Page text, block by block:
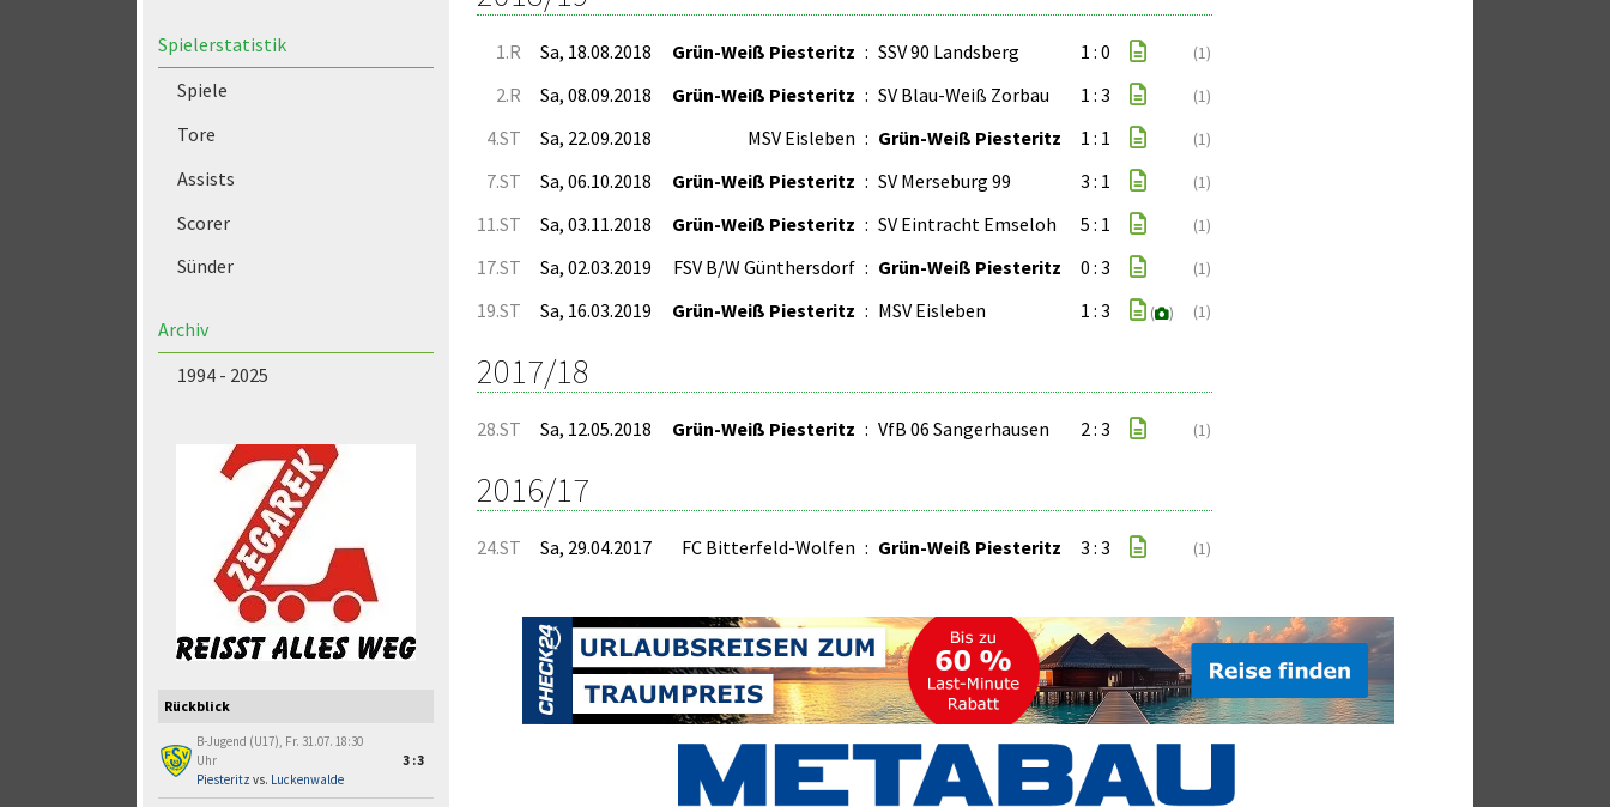
Spielerstatistik
Spiele
Tore
Assists
Scorer
Sünder
Archiv
1994 - 2025
Rückblick
B-Jugend (U17), Fr. 31.07. 18:30
Uhr
Piesteritz vs. Luckenwalde
3:3
1.R Sa, 18.08.2018 Grün-Weiß Piesteritz : SSV 90 Landsberg 1 : 0 (1)
2.R Sa, 08.09.2018 Grün-Weiß Piesteritz : SV Blau-Weiß Zorbau 1 : 3 (1)
4.ST Sa, 22.09.2018 MSV Eisleben : Grün-Weiß Piesteritz 1 : 1 (1)
7.ST Sa, 06.10.2018 Grün-Weiß Piesteritz : SV Merseburg 99 3 : 1 (1)
11.ST Sa, 03.11.2018 Grün-Weiß Piesteritz : SV Eintracht Emseloh 5 : 1 (1)
17.ST Sa, 02.03.2019 FSV B/W Günthersdorf : Grün-Weiß Piesteritz 0 : 3 (1)
19.ST Sa, 16.03.2019 Grün-Weiß Piesteritz : MSV Eisleben 1 : 3 ( ) (1)
2017/18
28.ST Sa, 12.05.2018 Grün-Weiß Piesteritz : VfB 06 Sangerhausen 2 : 3 (1)
2016/17
24.ST Sa, 29.04.2017 FC Bitterfeld-Wolfen : Grün-Weiß Piesteritz 3 : 3 (1)